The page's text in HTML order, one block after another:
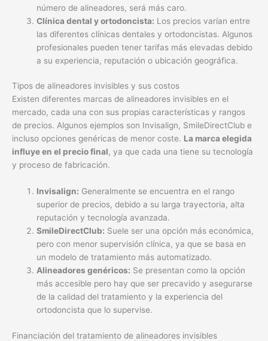
número de alineadores, será más caro.
Clínica dental y ortodoncista: Los precios varían entre
las diferentes clínicas dentales y ortodoncistas. Algunos
profesionales pueden tener tarifas más elevadas debido
a su experiencia, reputación o ubicación geográfica.
Tipos de alineadores invisibles y sus costos
Existen diferentes marcas de alineadores invisibles en el
mercado, cada una con sus propias características y rangos
de precios. Algunos ejemplos son Invisalign, SmileDirectClub e
incluso opciones genéricas de menor coste. La marca elegida
influye en el precio final, ya que cada una tiene su tecnología
y proceso de fabricación.
Invisalign: Generalmente se encuentra en el rango
superior de precios, debido a su larga trayectoria, alta
reputación y tecnología avanzada.
SmileDirectClub: Suele ser una opción más económica,
pero con menor supervisión clínica, ya que se basa en
un modelo de tratamiento más automatizado.
Alineadores genéricos: Se presentan como la opción
más accesible pero hay que ser precavido y asegurarse
de la calidad del tratamiento y la experiencia del
ortodoncista que lo supervise.
Financiación del tratamiento de alineadores invisibles